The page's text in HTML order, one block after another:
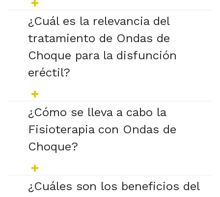
¿Cuál es la relevancia del
tratamiento de Ondas de
Choque para la disfunción
eréctil?
¿Cómo se lleva a cabo la
Fisioterapia con Ondas de
Choque?
¿Cuáles son los beneficios del